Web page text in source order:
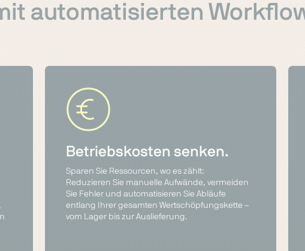
automatisierten
Betriebskosten senken.
Sparen Sie Ressourcen, wo es zählt:
Reduzieren Sie manuelle Aufwände, vermeiden
Sie Fehler und automatisieren Sie Abläufe
entlang Ihrer gesamten Wertschöpfungskette –
vom Lager bis zur Auslieferung.